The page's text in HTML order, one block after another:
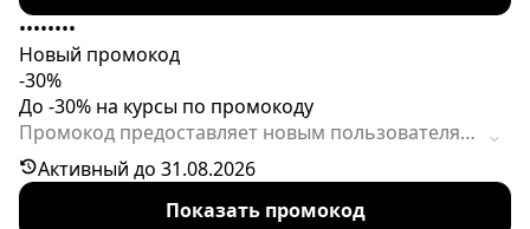
испанского языка.
••••••••
Новый промокод
-30%
До -30% на курсы по промокоду
Промокод предоставляет новым пользователям
скидку на обучение немецкому языку - от первых
шагов до совершенствования уже имеющихся
навыков вместе с преподавателем.
Активный до 31.08.2026
Показать промокод